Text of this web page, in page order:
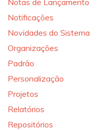
Notificações
Novidades do Sistema
Organizações
Padrão
Personalização
Projetos
Relatórios
Repositórios